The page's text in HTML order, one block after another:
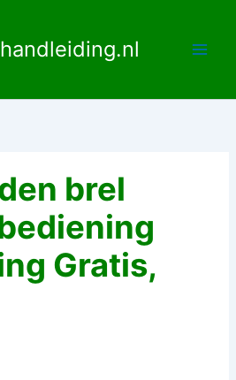
brel
Gratis,